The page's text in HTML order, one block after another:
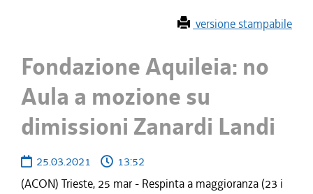
versione stampabile
Fondazione Aquileia: no
Aula a mozione su
dimissioni Zanardi Landi
25.03.2021
13:52
(ACON) Trieste, 25 mar - Respinta a maggioranza (23 i